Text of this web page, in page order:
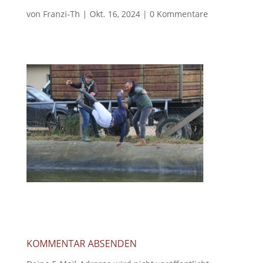
von Franzi-Th | Okt. 16, 2024| 0 Kommentare
KOMMENTAR ABSENDEN